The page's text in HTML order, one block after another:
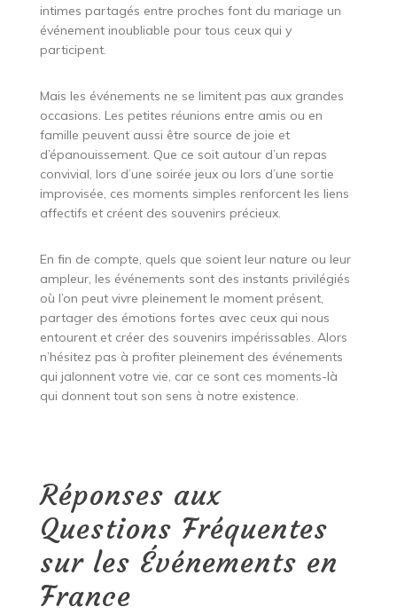
intimes partagés entre proches font du mariage un
événement inoubliable pour tous ceux qui y
participent.
Mais les événements ne se limitent pas aux grandes
occasions. Les petites réunions entre amis ou en
famille peuvent aussi être source de joie et
d’épanouissement. Que ce soit autour d’un repas
convivial, lors d’une soirée jeux ou lors d’une sortie
improvisée, ces moments simples renforcent les liens
affectifs et créent des souvenirs précieux.
En fin de compte, quels que soient leur nature ou leur
ampleur, les événements sont des instants privilégiés
où l’on peut vivre pleinement le moment présent,
partager des émotions fortes avec ceux qui nous
entourent et créer des souvenirs impérissables. Alors
n’hésitez pas à profiter pleinement des événements
qui jalonnent votre vie, car ce sont ces moments-là
qui donnent tout son sens à notre existence.
Réponses aux
Questions Fréquentes
sur les Événements en
France